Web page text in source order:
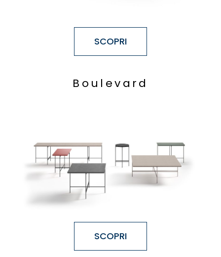
SCOPRI
B o u l eva rd
SCOPRI